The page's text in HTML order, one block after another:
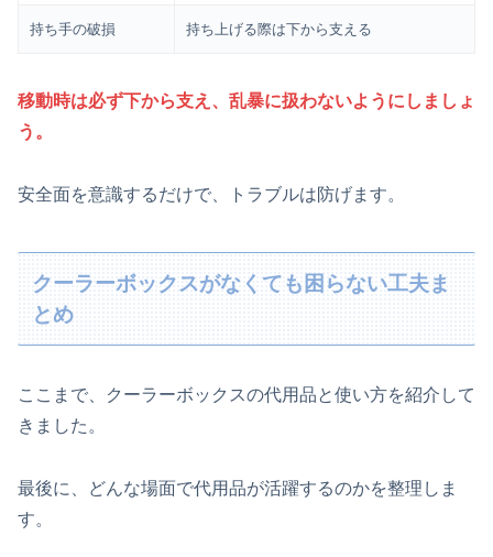
持ち手の破損 持ち上げる際は下から支える
移動時は必ず下から支え、乱暴に扱わないようにしましょ
う。
安全面を意識するだけで、トラブルは防げます。
クーラーボックスがなくても困らない工夫ま
とめ
ここまで、クーラーボックスの代用品と使い方を紹介して
きました。
最後に、どんな場面で代用品が活躍するのかを整理しま
す。